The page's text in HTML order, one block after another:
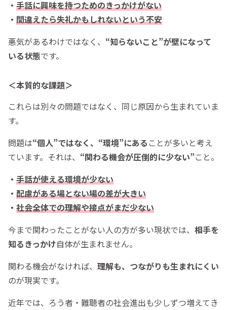
・ 手話に興味を持つためのきっかけがない
・ 間違えたら失礼かもしれないという不安
悪気があるわけではなく、 “知らないこと”が壁になって
いる状態です。
＜本質的な課題＞
これらは別々の問題ではなく、同じ原因から生まれていま
す。
問題は“個人”ではなく、“環境”にある ことが多いと考え
ています。それは、 “関わる機会が圧倒的に少ない”こと。
・ 手話が使える環境が少ない
・ 配慮がある場とない場の差が大きい
・ 社会全体での理解や接点がまだ少ない
今まで関わったことがない人の方が多い現状では、 相手を
知るきっかけ自体が生まれません。
関わる機会がなければ、 理解も、つながりも生まれにくい
のが現実です。
近年では、ろう者・難聴者の社会進出も少しずつ増えてき